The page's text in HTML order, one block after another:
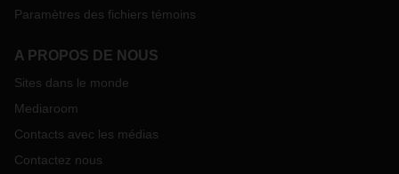
Paramètres des fichiers témoins
A PROPOS DE NOUS
Sites dans le monde
Mediaroom
Contacts avec les médias
Contactez nous